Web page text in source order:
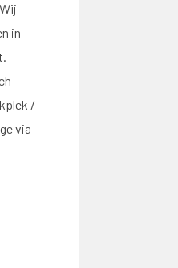
in
/
via